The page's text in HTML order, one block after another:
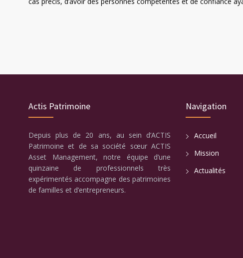
Actis Patrimoine
Depuis plus de 20 ans, au sein d’ACTIS
Patrimoine et de sa société sœur ACTIS
Asset Management, notre équipe d’une
quinzaine de professionnels très
expérimentés accompagne des patrimoines
de familles et d’entrepreneurs.
Navigation
Accueil
Mission
Actualités